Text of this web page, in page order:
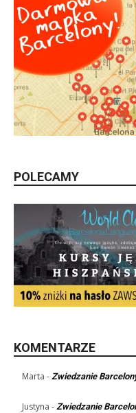
POLECAMY
KOMENTARZE
Marta - Zwiedzanie
Justyna - Zwiedzanie